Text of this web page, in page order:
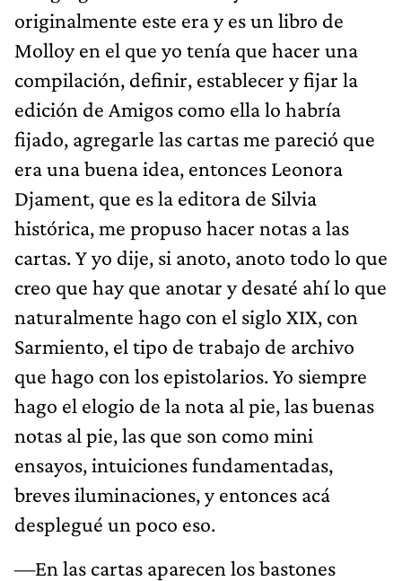
originalmente este era y es un libro de
Molloy en el que yo tenía que hacer una
compilación, definir, establecer y fijar la
edición de Amigos como ella lo habría
fijado, agregarle las cartas me pareció que
era una buena idea, entonces Leonora
Djament, que es la editora de Silvia
histórica, me propuso hacer notas a las
cartas. Y yo dije, si anoto, anoto todo lo que
creo que hay que anotar y desaté ahí lo que
naturalmente hago con el siglo XIX, con
Sarmiento, el tipo de trabajo de archivo
que hago con los epistolarios. Yo siempre
hago el elogio de la nota al pie, las buenas
notas al pie, las que son como mini
ensayos, intuiciones fundamentadas,
breves iluminaciones, y entonces acá
desplegué un poco eso.
—En las cartas aparecen los bastones